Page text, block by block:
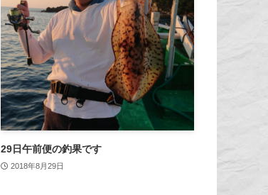
29日午前便の釣果です
2018年8月29日